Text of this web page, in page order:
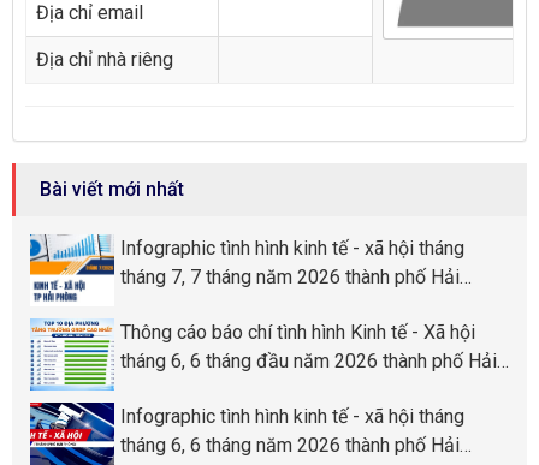
Địa chỉ email
Địa chỉ nhà riêng
Bài viết mới nhất
Infographic tình hình kinh tế - xã hội tháng
tháng 7, 7 tháng năm 2026 thành phố Hải
Thông cáo báo chí tình hình Kinh tế - Xã hội
tháng 6, 6 tháng đầu năm 2026 thành phố Hải
Infographic tình hình kinh tế - xã hội tháng
tháng 6, 6 tháng năm 2026 thành phố Hải